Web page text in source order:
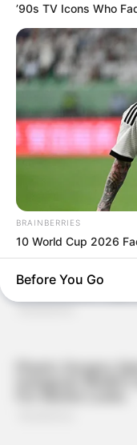
’90s TV Icons Who
BRAINBERRIES
10 World Cup 2026
Before You Go